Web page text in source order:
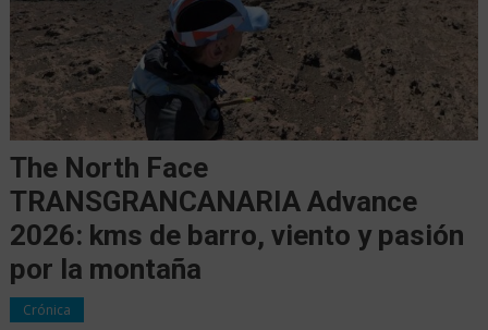
The North Face
TRANSGRANCANARIA Advance
2026: kms de barro, viento y pasión
por la montaña
Crónica